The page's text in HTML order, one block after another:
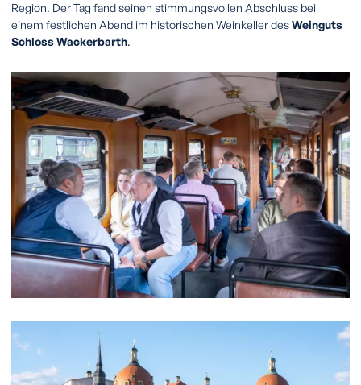
Region. Der Tag fand seinen stimmungsvollen Abschluss bei
einem festlichen Abend im historischen Weinkeller desWeinguts
Schloss Wackerbarth.